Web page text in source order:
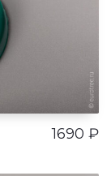
1690 ₽